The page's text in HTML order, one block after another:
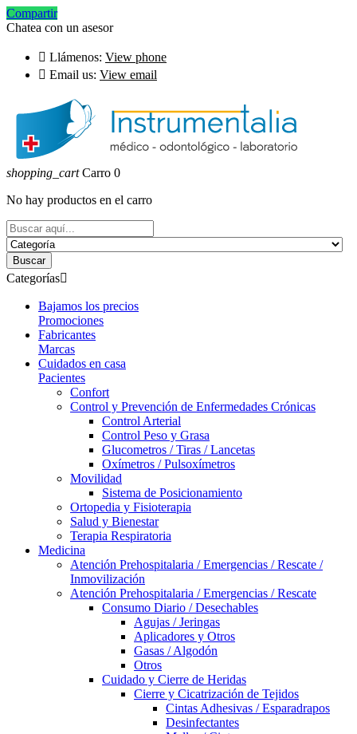
Compartir
Chatea con un asesor
 Llámenos: View phone
 Email us: View email
shopping_cart Carro 0
No hay productos en el carro
Buscar
Categorías
Bajamos los precios
Promociones
Fabricantes
Marcas
Cuidados en casa
Pacientes
Confort
Control y Prevención de Enfermedades Crónicas
Control Arterial
Control Peso y Grasa
Glucometros / Tiras / Lancetas
Oxímetros / Pulsoxímetros
Movilidad
Sistema de Posicionamiento
Ortopedia y Fisioterapia
Salud y Bienestar
Terapia Respiratoria
Medicina
Atención Prehospitalaria / Emergencias / Rescate /
Inmovilización
Atención Prehospitalaria / Emergencias / Rescate
Consumo Diario / Desechables
Agujas / Jeringas
Aplicadores y Otros
Gasas / Algodón
Otros
Cuidado y Cierre de Heridas
Cierre y Cicatrización de Tejidos
Cintas Adhesivas / Esparadrapos
Desinfectantes